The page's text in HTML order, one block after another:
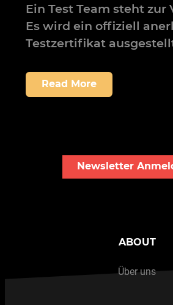
Ein Test Team steht zur
Es wird ein offiziell
Testzertifikat
Read More
Newsletter
ABOUT
Über uns